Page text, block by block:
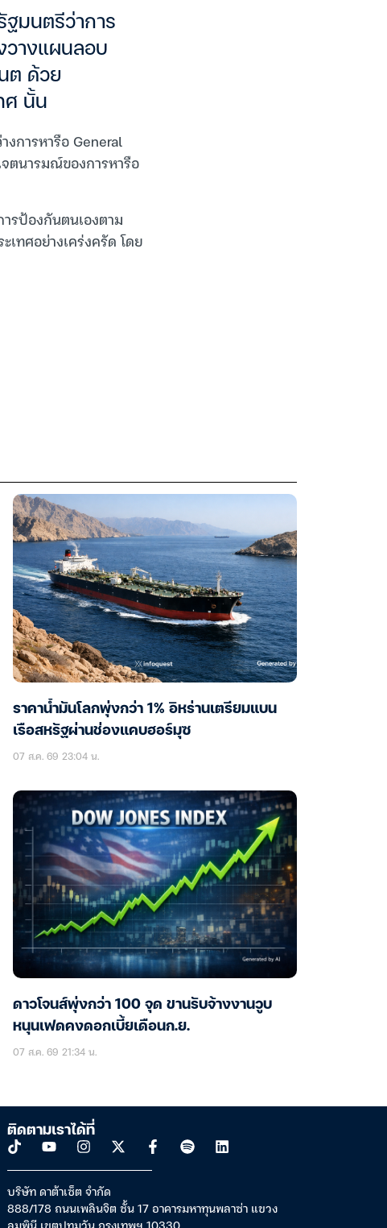
ฐมนตรีว่าการ
วางแผนลอบ
ต ด้วย
ศ นั้น
งการหารือ General
ตนารมณ์ของการหารือ
รป้องกันตนเองตาม
ทศอย่างเคร่งครัด โดย
ราคาน้ำมันโลกพุ่งกว่า 1% อิหร่านเตรียมแบน
เรือสหรัฐผ่านช่องแคบฮอร์มุซ
07 ส.ค. 69 23:04 น.
ดาวโจนส์พุ่งกว่า 100 จุด ขานรับจ้างงานวูบ
หนุนเฟดคงดอกเบี้ยเดือนก.ย.
07 ส.ค. 69 21:34 น.
ติดตามเราได้ที่
บริษัท ดาต้าเซ็ต จำกัด
888/178 ถนนเพลินจิต ชั้น 17 อาคารมหาทุนพลาซ่า แขวง